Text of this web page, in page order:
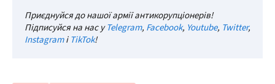
Приєднуйся до нашої армії антикорупціонерів!
Підписуйся на нас уTelegram, Facebook, Youtube, Twitter,
InstagramіTikTok!